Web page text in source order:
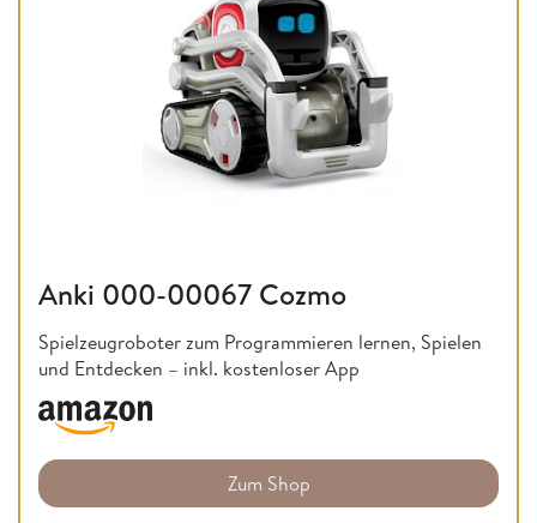
Anki 000-00067 Cozmo
Spielzeugroboter zum Programmieren lernen, Spielen
und Entdecken – inkl. kostenloser App
Zum Shop